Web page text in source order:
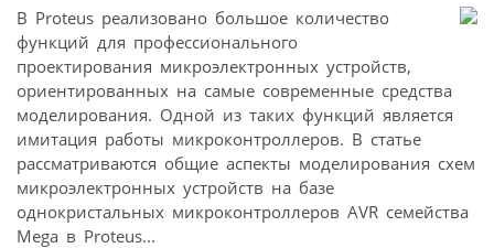
В Proteus реализовано большое количество
функций для профессионального
проектирования микроэлектронных устройств,
ориентированных на самые современные средства
моделирования. Одной из таких функций является
имитация работы микроконтроллеров. В статье
рассматриваются общие аспекты моделирования схем
микроэлектронных устройств на базе
однокристальных микроконтроллеров AVR семейства
Mega в Proteus...